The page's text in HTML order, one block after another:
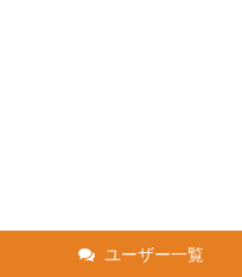
ユーザー一覧